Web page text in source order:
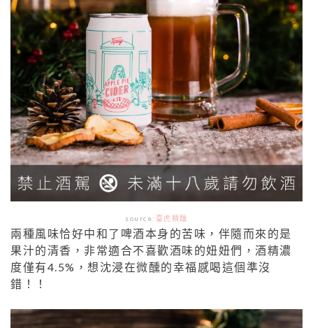
source: 臺虎精釀
兩種風味恰好中和了啤酒本身的苦味，伴隨而來的是
果汁的清香，非常適合不喜歡酒味的妞妞們，酒精濃
度僅有4.5%，想沈浸在微醺的幸福感喝這個準沒
錯！！